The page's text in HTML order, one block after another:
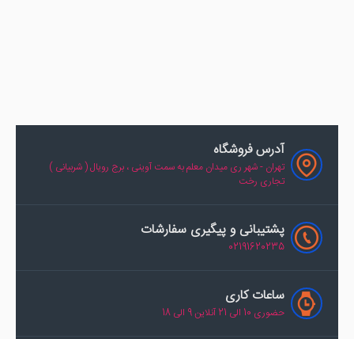
آدرس فروشگاه
تهران - شهر ری میدان معلم به سمت آوینی ، برج رویال ( شربیانی )
تجاری رخت
پشتیبانی و پیگیری سفارشات
02191620235
ساعات کاری
حضوری 10 الی 21 آنلاین 9 الی 18